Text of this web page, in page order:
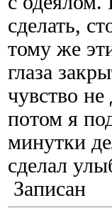
сделать,
тому же
глаза
чувство
потом я
минутки
сделал
Записан